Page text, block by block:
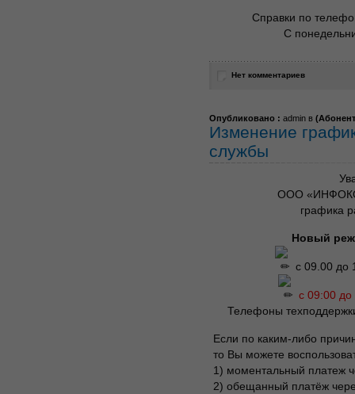
Справки по
С
Нет комментариев
Опубликовано : admin в (
Изменение
службы
ООО
графика
Новый
с 09.00 до
с 09:00
Телефоны
Если по каким-либо
то Вы можете
1) моментальный платеж
2) обещанный платёж